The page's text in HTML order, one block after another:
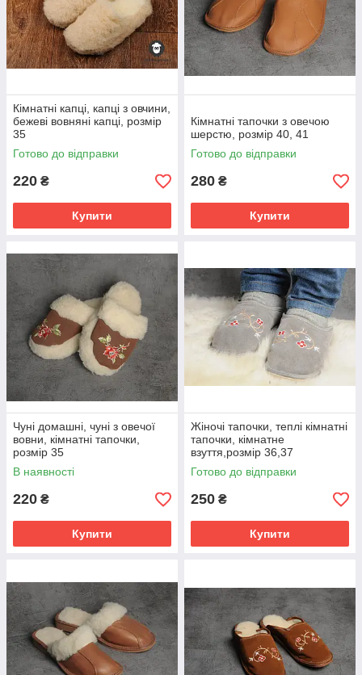
Кімнатні капці, капці з овчини,
бежеві вовняні капці, розмір
35
Готово до відправки
220 ₴
Купити
Кімнатні тапочки з овечою
шерстю, розмір 40, 41
Готово до відправки
280 ₴
Купити
Чуні домашні, чуні з овечої
вовни, кімнатні тапочки,
розмір 35
В наявності
220 ₴
Купити
Жіночі тапочки, теплі кімнатні
тапочки, кімнатне
взуття,розмір 36,37
Готово до відправки
250 ₴
Купити